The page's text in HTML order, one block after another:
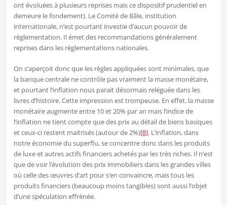
ont évoluées à plusieurs reprises mais ce dispositif prudentiel en
demeure le fondement). Le Comité de Bâle, institution
internationale, n’est pourtant investie d’aucun pouvoir de
réglementation. Il émet des recommandations généralement
reprises dans les réglementations nationales.
On s’aperçoit donc que les règles appliquées sont minimales, que
la banque centrale ne contrôle pas vraiment la masse monétaire,
et pourtant l’inflation nous parait désormais reléguée dans les
livres d’histoire. Cette impression est trompeuse. En effet, la masse
monétaire augmente entre 10 et 20% par an mais l’indice de
l’inflation ne tient compte que des prix au détail de biens basiques
et ceux-ci restent maitrisés (autour de 2%)[8]. L’inflation, dans
notre économie du superflu, se concentre donc dans les produits
de luxe et autres actifs financiers achetés par les très riches. Il n’est
que de voir l’évolution des prix immobiliers dans les grandes villes
où celle des œuvres d’art pour s’en convaincre, mais tous les
produits financiers (beaucoup moins tangibles) sont aussi l’objet
d’une spéculation effrénée.